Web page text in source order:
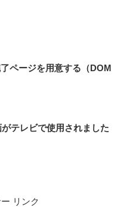
ページを用意する（DOM
テレビで使用されました
リンク